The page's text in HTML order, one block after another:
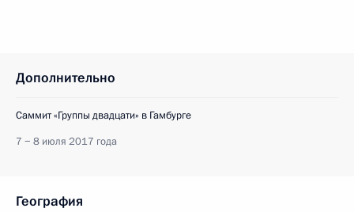
Дополнительно
Саммит «Группы двадцати» в Гамбурге
7 − 8 июля 2017 года
География